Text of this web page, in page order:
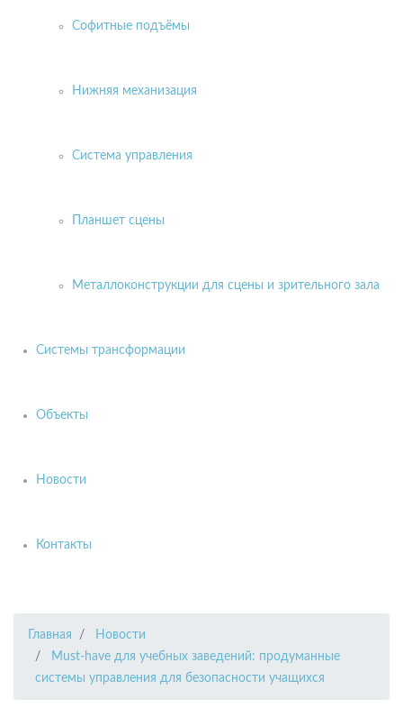
Софитные подъёмы
Нижняя механизация
Система управления
Планшет сцены
Металлоконструкции для сцены и зрительного зала
Системы трансформации
Объекты
Новости
Контакты
Главная
Новости
Must-have для учебных заведений: продуманные
системы управления для безопасности учащихся